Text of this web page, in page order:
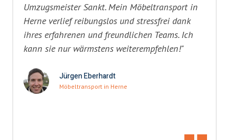
Umzugsmeister Sankt. Mein Möbeltransport in
Herne verlief reibungslos und stressfrei dank
ihres erfahrenen und freundlichen Teams. Ich
kann sie nur wärmstens weiterempfehlen!"
Jürgen Eberhardt
Möbeltransport in Herne